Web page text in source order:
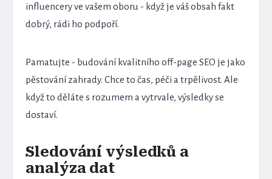
influencery ve vašem oboru - když je váš obsah fakt
dobrý, rádi ho podpoří.
Pamatujte - budování kvalitního off-page SEO je jako
pěstování zahrady. Chce to čas, péči a trpělivost. Ale
když to děláte s rozumem a vytrvale, výsledky se
dostaví.
Sledování výsledků a
analýza dat